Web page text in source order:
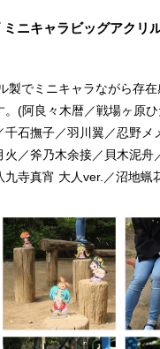
ミニキャラビッグアクリ
製でミニキャラながら存
。(阿良々木暦／戦場ヶ原
石撫子／羽川翼／忍野メ
火／斧乃木余接／貝木泥舟
寺真宵 大人ver.／沼地蝋